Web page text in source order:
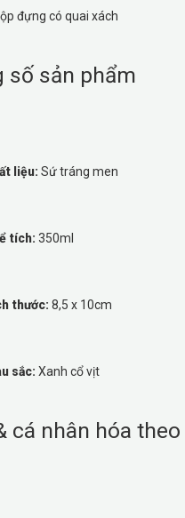
đựng có quai xách
số sản phẩm
liệu: Sứ tráng men
tích: 350ml
thước: 8,5 x 10cm
sắc: Xanh cổ vịt
cá nhân hóa